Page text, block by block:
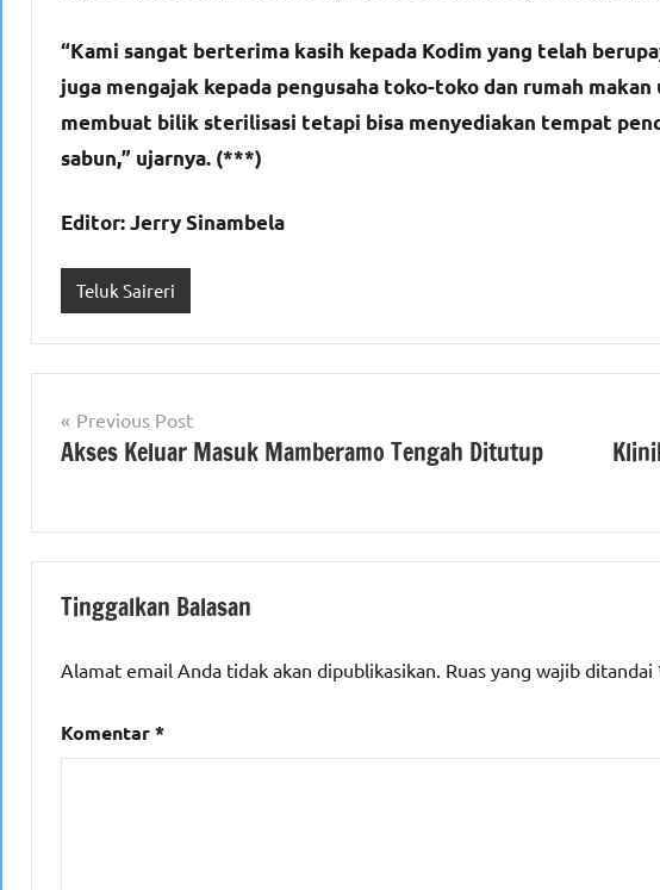
“Kami sangat berterima kasih kepada Kodim yang telah
juga mengajak kepada pengusaha toko-toko dan rumah
membuat bilik sterilisasi tetapi bisa menyediakan tempat
sabun,” ujarnya. (***)
Editor: Jerry Sinambela
Teluk Saireri
Navigasi
pos
Previous Post
Akses Keluar Masuk Mamberamo Tengah Ditutup
Tinggalkan Balasan
Alamat email Anda tidak akan dipublikasikan. Ruas yang wajib ditandai
Komentar*